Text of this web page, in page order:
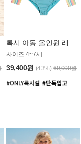
사이즈 4~7세
39,400원 (43%) 69,000원